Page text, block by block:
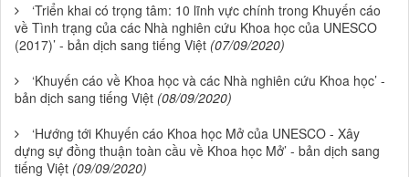
‘Triển khai có trọng tâm: 10 lĩnh vực chính trong Khuyến cáo
về Tình trạng của các Nhà nghiên cứu Khoa học của UNESCO
(2017)’ - bản dịch sang tiếng Việt (07/09/2020)
‘Khuyến cáo về Khoa học và các Nhà nghiên cứu Khoa học’ -
bản dịch sang tiếng Việt (08/09/2020)
‘Hướng tới Khuyến cáo Khoa học Mở của UNESCO - Xây
dựng sự đồng thuận toàn cầu về Khoa học Mở’ - bản dịch sang
tiếng Việt (09/09/2020)